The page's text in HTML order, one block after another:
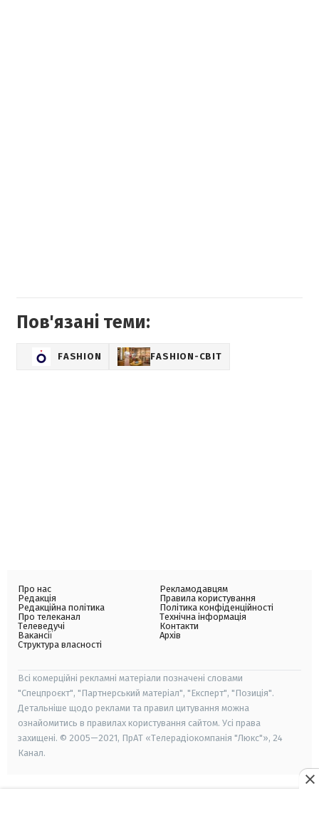
Пов'язані теми:
FASHION FASHION-СВІТ
Про нас
Редакція
Редакційна політика
Про телеканал
Телеведучі
Вакансії
Структура власності
Рекламодавцям
Правила користування
Політика конфіденційності
Технічна інформація
Контакти
Архів
Всі комерційні рекламні матеріали позначені словами
"Спецпроєкт", "Партнерський матеріал", "Експерт", "Позиція".
Детальніше щодо реклами та правил цитування можна
ознайомитись в правилах користування сайтом. Усі права
захищені. © 2005—2021, ПрАТ «Телерадіокомпанія "Люкс"», 24
Канал.